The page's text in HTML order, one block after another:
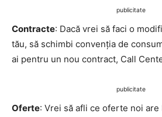
publicitate
Contracte: Dacă vrei să faci o
tău, să schimbi convenția de
ai pentru un nou contract, Call
publicitate
Oferte: Vrei să afli ce oferte noi